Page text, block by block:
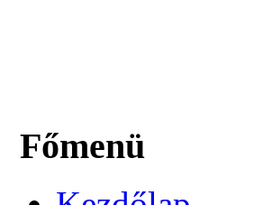
Főmenü